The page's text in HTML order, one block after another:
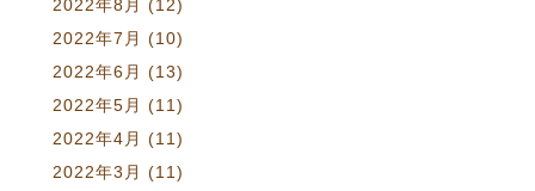
2022年8月
(12)
2022年7月 (10)
2022年6月 (13)
2022年5月 (11)
2022年4月 (11)
2022年3月 (11)